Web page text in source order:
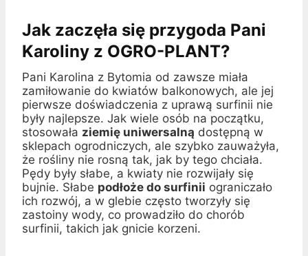
Jak zaczęła się przygoda Pani
Karoliny z OGRO-PLANT?
Pani Karolina z Bytomia od zawsze miała
zamiłowanie do kwiatów balkonowych, ale jej
pierwsze doświadczenia z uprawą surfinii nie
były najlepsze. Jak wiele osób na początku,
stosowała ziemię uniwersalną dostępną w
sklepach ogrodniczych, ale szybko zauważyła,
że rośliny nie rosną tak, jak by tego chciała.
Pędy były słabe, a kwiaty nie rozwijały się
bujnie. Słabe podłoże do surfinii ograniczało
ich rozwój, a w glebie często tworzyły się
zastoiny wody, co prowadziło do chorób
surfinii, takich jak gnicie korzeni.